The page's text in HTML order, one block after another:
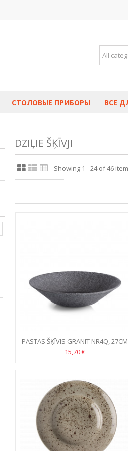
СТОЛОВЫЕ ПРИБОРЫ ВСЕ
DZIĻIE ŠĶĪVJI
Showing 1 - 24 of 46
PASTAS ŠĶĪVIS GRANIT NR4Q, 27CM
15,70 €